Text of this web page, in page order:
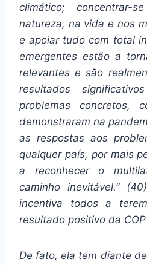
climático; concentrar-
natureza, na vida e nos
e apoiar tudo com total
emergentes estão a
relevantes e são
resultados
problemas concretos,
demonstraram na
as respostas aos
qualquer país, por mais
a reconhecer o
caminho inevitável.”
incentiva todos a
resultado positivo da COP
De fato, ela tem diante